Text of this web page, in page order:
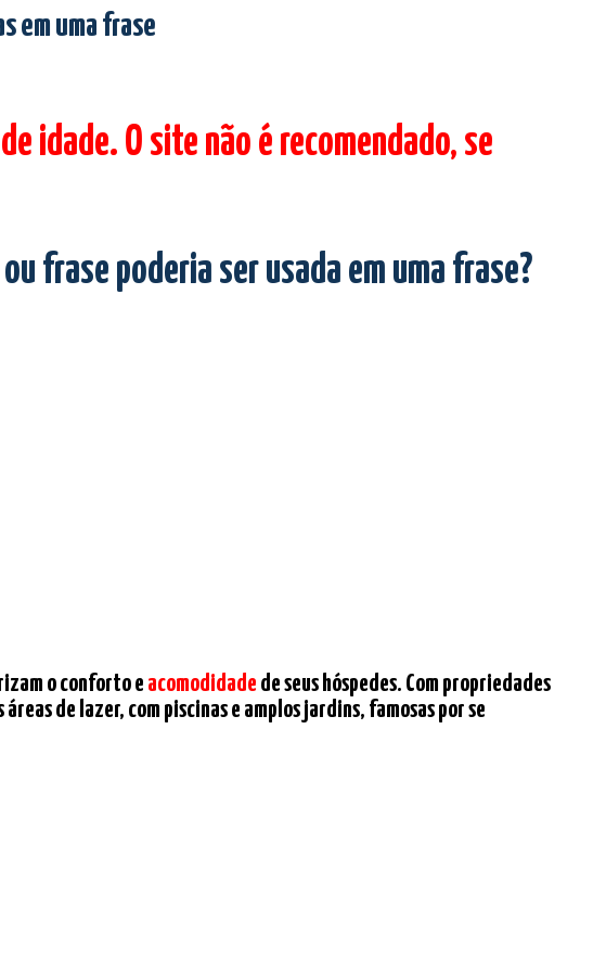
em uma frase
idade. O site não é recomendado, se
frase poderia ser usada em uma frase?
o conforto e acomodidade de seus hóspedes. Com propriedades
de lazer, com piscinas e amplos jardins, famosas por se